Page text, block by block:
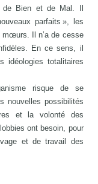
de Bien et de Mal. Il
parfaits », les
Il n’a de cesse
En ce sens, il
idéologies totalitaires
risque de se
nouvelles possibilités
et la volonté des
ont besoin, pour
et de travail des